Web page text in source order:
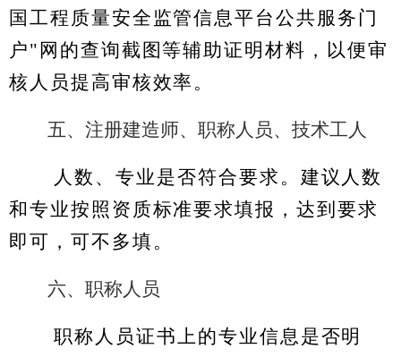
国工程质量安全监管信息平台公共服务门
户"网的查询截图等辅助证明材料，以便审
核人员提高审核效率。
五、注册建造师、职称人员、技术工人
人数、专业是否符合要求。建议人数
和专业按照资质标准要求填报，达到要求
即可，可不多填。
六、职称人员
职称人员证书上的专业信息是否明